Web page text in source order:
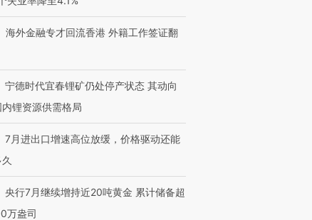
育部长拱下台
百城独占
过48°C
38岁梅西上演帽子戏法
阿根廷3-0阿尔及利亚
海外金融专才回流香港 外籍工作签证翻
宁德时代宜春锂矿仍处停产状态 其动向
锂资源供需格局
7月进出口增速高位放缓，价格驱动还能
央行7月继续增持近20吨黄金 累计储备超
万盎司